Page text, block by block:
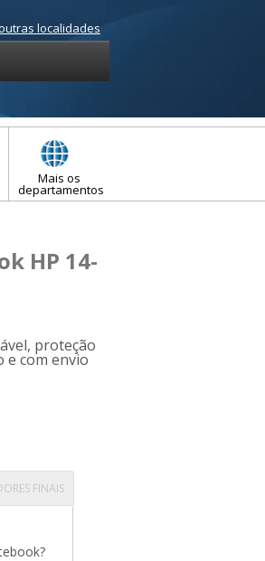
localidades
Mais os
departamentos
HP 14-
proteção
e com envio
FINAIS